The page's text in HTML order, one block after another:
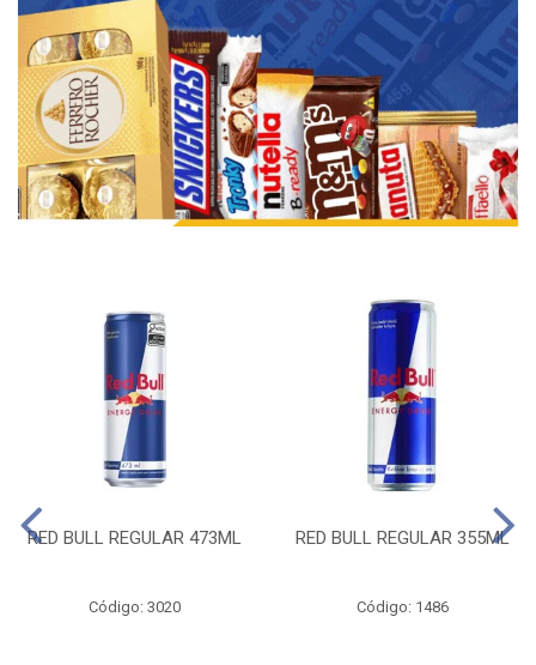
RED BULL REGULAR 473ML
Código: 3020
RED BULL REGULAR 355ML
Código: 1486